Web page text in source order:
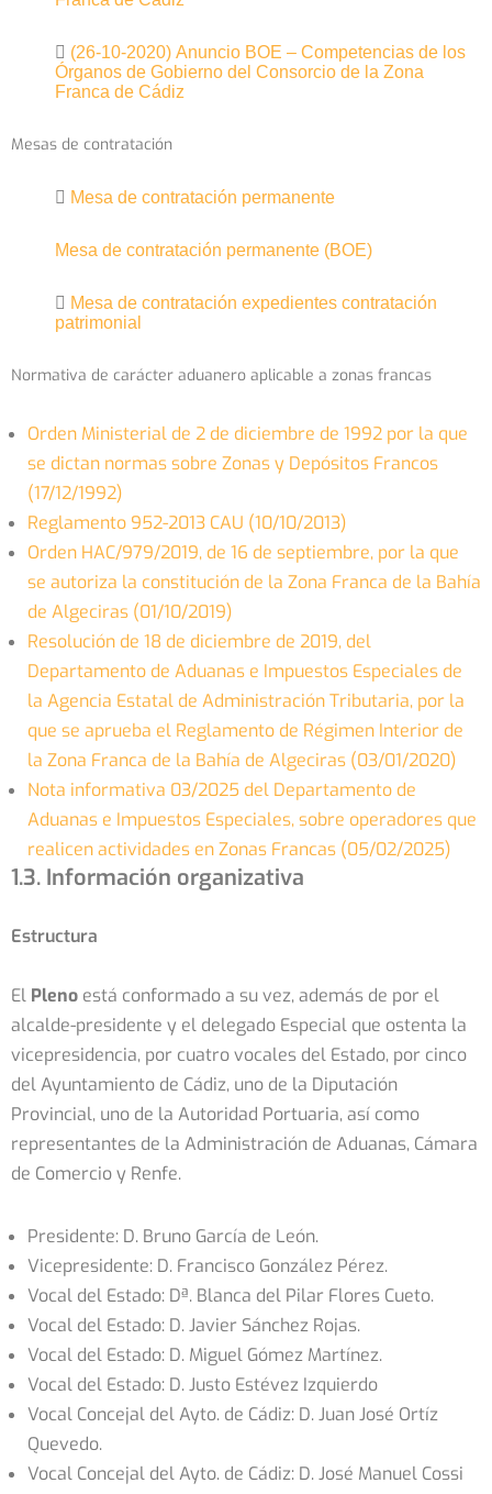
(26-10-2020) Anuncio BOE – Competencias de los
Órganos de Gobierno del Consorcio de la Zona
Franca de Cádiz
Mesas de contratación
Mesa de contratación permanente
Mesa de contratación permanente (BOE)
Mesa de contratación expedientes contratación
patrimonial
Normativa de carácter aduanero aplicable a zonas francas
Orden Ministerial de 2 de diciembre de 1992 por la que
se dictan normas sobre Zonas y Depósitos Francos
(17/12/1992)
Reglamento 952-2013 CAU (10/10/2013)
Orden HAC/979/2019, de 16 de septiembre, por la que
se autoriza la constitución de la Zona Franca de la Bahía
de Algeciras (01/10/2019)
Resolución de 18 de diciembre de 2019, del
Departamento de Aduanas e Impuestos Especiales de
la Agencia Estatal de Administración Tributaria, por la
que se aprueba el Reglamento de Régimen Interior de
la Zona Franca de la Bahía de Algeciras (03/01/2020)
Nota informativa 03/2025 del Departamento de
Aduanas e Impuestos Especiales, sobre operadores que
realicen actividades en Zonas Francas (05/02/2025)
1.3. Información organizativa
Estructura
El Pleno está conformado a su vez, además de por el
alcalde-presidente y el delegado Especial que ostenta la
vicepresidencia, por cuatro vocales del Estado, por cinco
del Ayuntamiento de Cádiz, uno de la Diputación
Provincial, uno de la Autoridad Portuaria, así como
representantes de la Administración de Aduanas, Cámara
de Comercio y Renfe.
Presidente: D. Bruno García de León.
Vicepresidente: D. Francisco González Pérez.
Vocal del Estado: Dª. Blanca del Pilar Flores Cueto.
Vocal del Estado: D. Javier Sánchez Rojas.
Vocal del Estado: D. Miguel Gómez Martínez.
Vocal del Estado: D. Justo Estévez Izquierdo
Vocal Concejal del Ayto. de Cádiz: D. Juan José Ortíz
Quevedo.
Vocal Concejal del Ayto. de Cádiz: D. José Manuel Cossi